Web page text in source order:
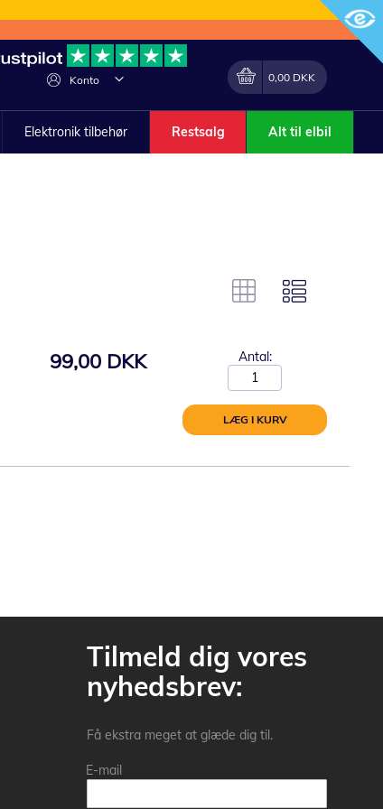
Konto
Lave
Min indkøbskurv
0,00 DKK
Elektronik tilbehør Restsalg Alt til elbil
99,00 DKK Antal:
LÆG I KURV
Tilmeld dig vores
nyhedsbrev:
Få ekstra meget at glæde dig til.
E-mail